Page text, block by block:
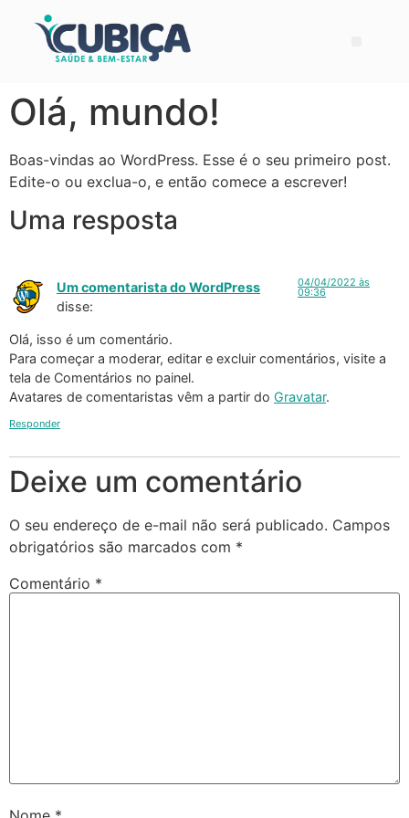
Olá, mundo!
Boas-vindas ao WordPress. Esse é o seu primeiro post.
Edite-o ou exclua-o, e então comece a escrever!
Uma resposta
Um comentarista do WordPress
disse:
04/04/2022 às
09:36
Olá, isso é um comentário.
Para começar a moderar, editar e excluir comentários, visite a
tela de Comentários no painel.
Avatares de comentaristas vêm a partir do Gravatar.
Responder
Deixe um comentário
O seu endereço de e-mail não será publicado. Campos
obrigatórios são marcados com *
Comentário *